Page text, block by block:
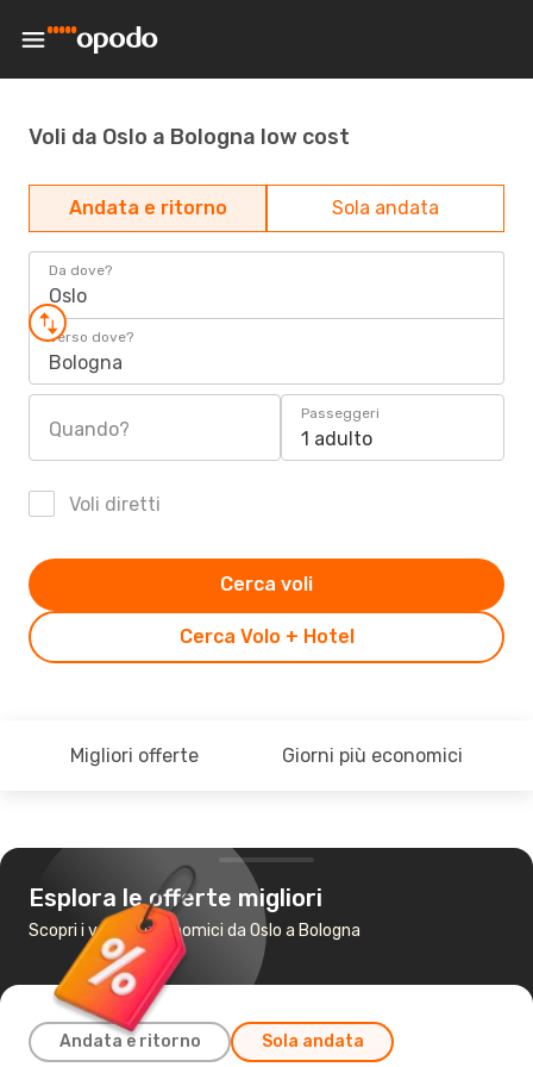
Voli da Oslo a Bologna low cost
Andata e ritorno Sola andata
Da dove?
Oslo
Verso dove?
Bologna
Quando?
Passeggeri
1 adulto
Voli diretti
Cerca Volo + Hotel
Cerca voli
Migliori offerte Giorni più economici
Esplora le offerte migliori
Scopri i voli più economici da Oslo a Bologna
Andata e ritorno Sola andata